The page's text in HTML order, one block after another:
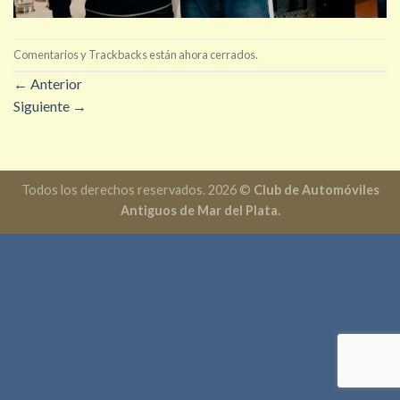
Comentarios y Trackbacks están ahora cerrados.
← Anterior
Siguiente →
Todos los derechos reservados. 2026 © Club de Automóviles
Antiguos de Mar del Plata.